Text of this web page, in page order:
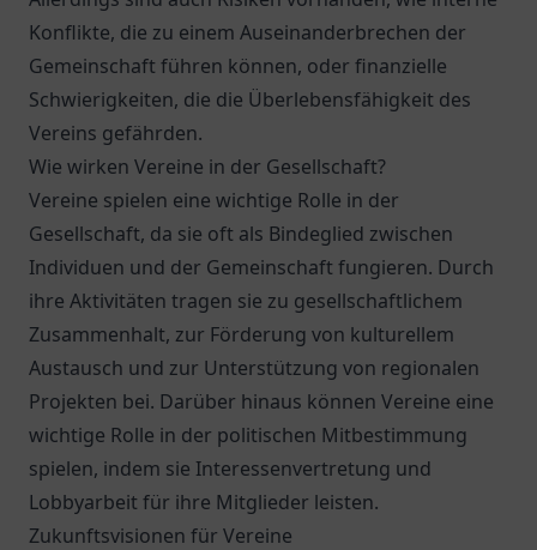
Konflikte, die zu einem Auseinanderbrechen der
Gemeinschaft führen können, oder finanzielle
Schwierigkeiten, die die Überlebensfähigkeit des
Vereins gefährden.
Wie wirken Vereine in der Gesellschaft?
Vereine spielen eine wichtige Rolle in der
Gesellschaft, da sie oft als Bindeglied zwischen
Individuen und der Gemeinschaft fungieren. Durch
ihre Aktivitäten tragen sie zu gesellschaftlichem
Zusammenhalt, zur Förderung von kulturellem
Austausch und zur Unterstützung von regionalen
Projekten bei. Darüber hinaus können Vereine eine
wichtige Rolle in der politischen Mitbestimmung
spielen, indem sie Interessenvertretung und
Lobbyarbeit für ihre Mitglieder leisten.
Zukunftsvisionen für Vereine